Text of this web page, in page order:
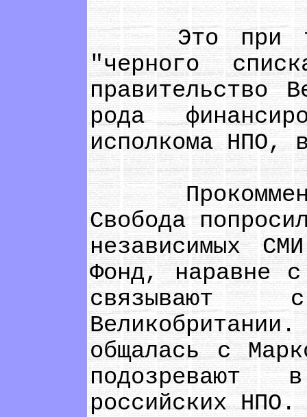
Это при том,
"черного
правительство
рода
исполкома НПО,
Свобода
независимых
Фонд, наравне с
связывают
общалась с
подозревают
российских НПО.